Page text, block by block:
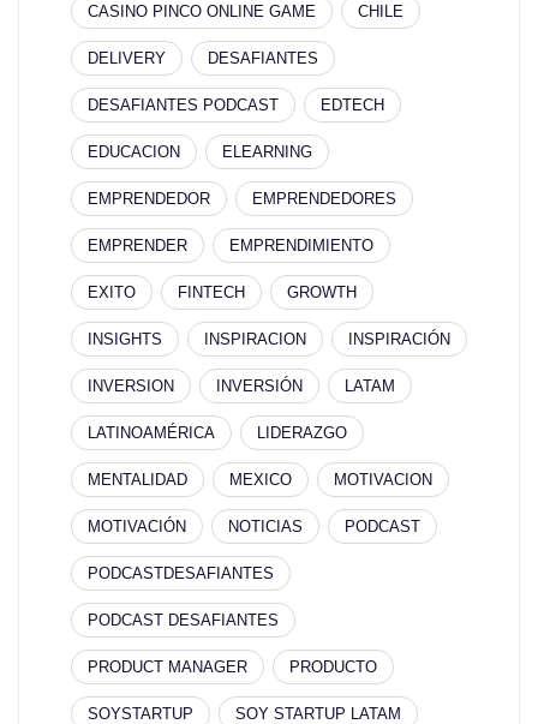
CASINO PINCO ONLINE GAME CHILE
DELIVERY DESAFIANTES
DESAFIANTES PODCAST EDTECH
EDUCACION ELEARNING
EMPRENDEDOR EMPRENDEDORES
EMPRENDER EMPRENDIMIENTO
EXITO FINTECH GROWTH
INSIGHTS INSPIRACION INSPIRACIÓN
INVERSION INVERSIÓN LATAM
LATINOAMÉRICA LIDERAZGO
MENTALIDAD MEXICO MOTIVACION
MOTIVACIÓN NOTICIAS PODCAST
PODCASTDESAFIANTES
PODCAST DESAFIANTES
PRODUCT MANAGER PRODUCTO
SOYSTARTUP SOY STARTUP LATAM